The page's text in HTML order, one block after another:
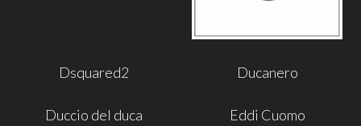
Dsquared2 Ducanero
Duccio del duca
Eddi Cuomo